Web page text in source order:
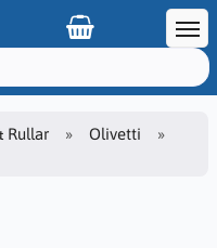
Rullar
Olivetti